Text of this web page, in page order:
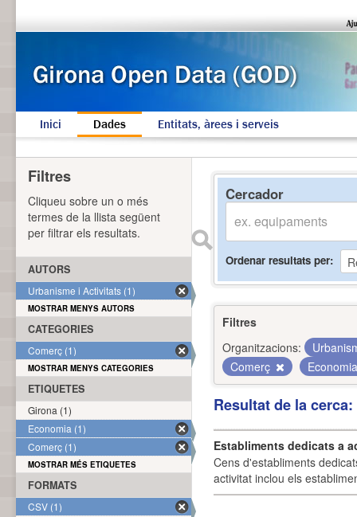
Inici Dades Entitats, àrees i serveis
Cercador
Ordenar resultats per
Filtres
Organitzacions:
Comerç
Resultat de la
Establiments dedicats a
Cens d'establiments
activitat inclou els
Filtres
Cliqueu sobre un o més
termes de la llista següent
per filtrar els resultats.
AUTORS
Urbanisme i Activitats (1)
MOSTRAR MENYS AUTORS
CATEGORIES
Comerç (1)
MOSTRAR MENYS CATEGORIES
ETIQUETES
Girona (1)
Economia (1)
Comerç (1)
MOSTRAR MÉS ETIQUETES
FORMATS
CSV (1)